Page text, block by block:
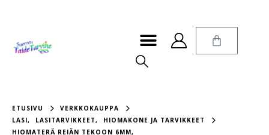
ETUSIVU
VERKKOKAUPPA
LASI, LASITARVIKKEET,
HIOMAKONE JA TARVIKKEET
HIOMATERÄ REIÄN TEKOON 6MM,